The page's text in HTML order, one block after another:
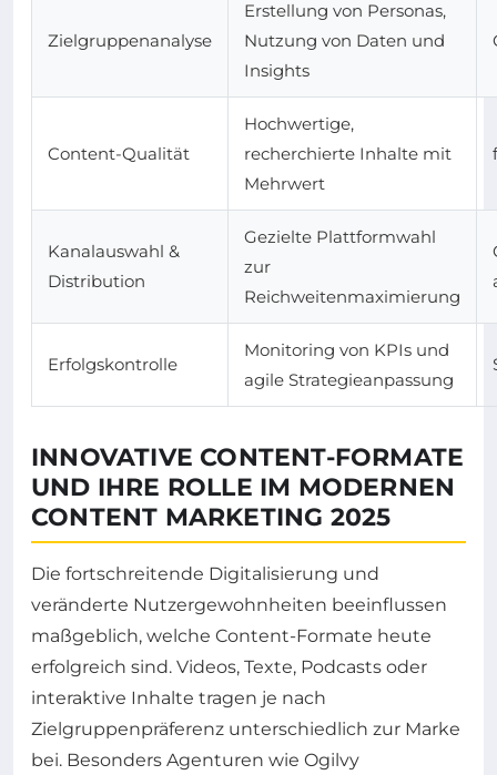
Zielgruppenanalyse
Erstellung von Personas,
Nutzung von Daten und
Insights
Content-Qualität
Hochwertige,
recherchierte Inhalte mit
Mehrwert
Kanalauswahl &
Distribution
Gezielte Plattformwahl
zur
Reichweitenmaximierung
Erfolgskontrolle
Monitoring von KPIs und
agile Strategieanpassung
INNOVATIVE CONTENT-FORMATE
UND IHRE ROLLE IM MODERNEN
CONTENT MARKETING 2025
Die fortschreitende Digitalisierung und
veränderte Nutzergewohnheiten beeinflussen
maßgeblich, welche Content-Formate heute
erfolgreich sind. Videos, Texte, Podcasts oder
interaktive Inhalte tragen je nach
Zielgruppenpräferenz unterschiedlich zur Marke
bei. Besonders Agenturen wie Ogilvy